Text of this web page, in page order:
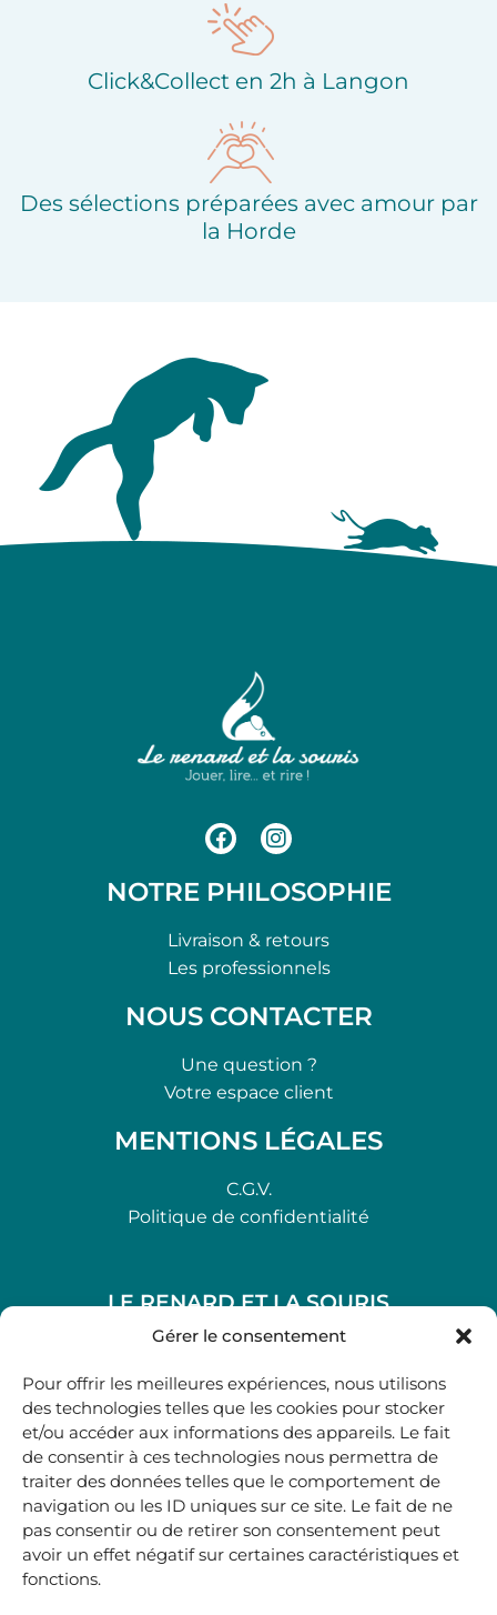
Gérer le consentement
Pour offrir les meilleures expériences, nous utilisons
des technologies telles que les cookies pour stocker
et/ou accéder aux informations des appareils. Le fait
de consentir à ces technologies nous permettra de
traiter des données telles que le comportement de
navigation ou les ID uniques sur ce site. Le fait de ne
pas consentir ou de retirer son consentement peut
avoir un effet négatif sur certaines caractéristiques et
fonctions.
Click&Collect en 2h à Langon
Des sélections préparées avec amour par
la Horde
NOTRE PHILOSOPHIE
Livraison & retours
Les professionnels
NOUS CONTACTER
Une question ?
Votre espace client
MENTIONS LÉGALES
C.G.V.
Politique de confidentialité
LE RENARD ET LA SOURIS
48, rue Maubec 33210 LANGON
05 40 41 37 18
.
MARDI AU SAMEDI
10H00-12H45 | 14H00 -19H00
boutique@lerenardetlasouris.com